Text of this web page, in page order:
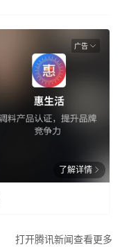
广告
了解详情
打开腾讯新闻查看更多